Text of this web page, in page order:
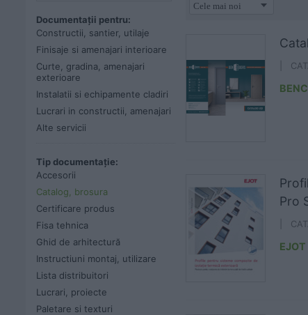
Documentații pentru:
Constructii, santier, utilaje
Finisaje si amenajari interioare
Curte, gradina, amenajari
exterioare
Instalatii si echipamente cladiri
Lucrari in constructii, amenajari
Alte servicii
Tip documentație:
Accesorii
Catalog, brosura
Certificare produs
Fisa tehnica
Ghid de arhitectură
Instructiuni montaj, utilizare
Lista distribuitori
Lucrari, proiecte
Paletare si texturi
|
Pro
|